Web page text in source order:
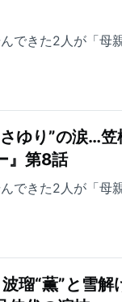
できた2人が「母
ゆり”の涙…
』第8話
できた2人が「母
瑠“薫”と雪